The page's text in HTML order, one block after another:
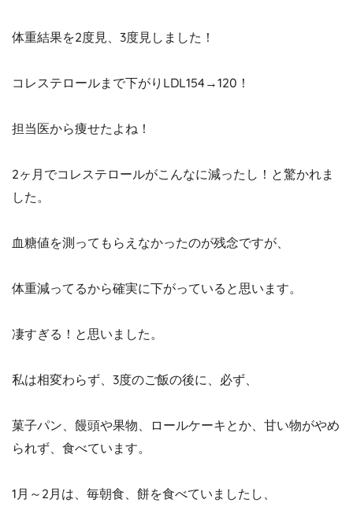
体重結果を2度見、3度見しました！
コレステロールまで下がりLDL154→120！
担当医から痩せたよね！
2ヶ月でコレステロールがこんなに減ったし！と驚かれま
した。
血糖値を測ってもらえなかったのが残念ですが、
体重減ってるから確実に下がっていると思います。
凄すぎる！と思いました。
私は相変わらず、3度のご飯の後に、必ず、
菓子パン、饅頭や果物、ロールケーキとか、甘い物がやめ
られず、食べています。
1月～2月は、毎朝食、餅を食べていましたし、